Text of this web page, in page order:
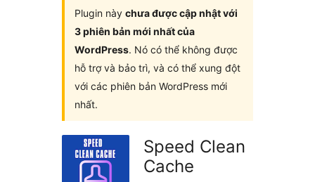
Plugin này chưa được cập nhật với
3 phiên bản mới nhất của
WordPress. Nó có thể không được
hỗ trợ và bảo trì, và có thể xung đột
với các phiên bản WordPress mới
nhất.
Speed Clean
Cache